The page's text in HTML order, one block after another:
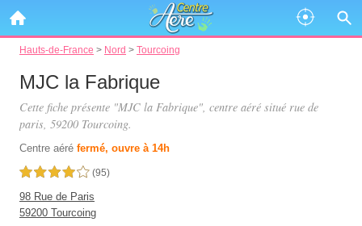
Hauts-de-France > Nord > Tourcoing
MJC la Fabrique
Cette fiche présente "MJC la Fabrique", centre aéré situé rue de
paris, 59200 Tourcoing.
Centre aéré fermé, ouvre à 14h
4,0 étoiles sur 5 (95)
98 Rue de Paris
59200 Tourcoing